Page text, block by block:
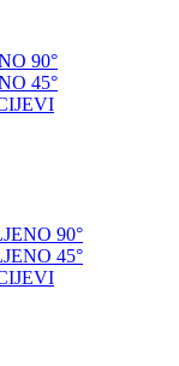
90°
45°
90°
45°